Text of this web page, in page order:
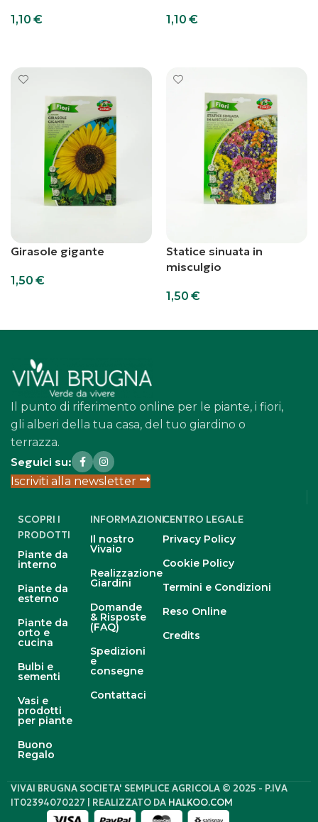
1,10 € 1,10 €
Girasole gigante
1,50 €
Statice sinuata in
misculgio
1,50 €
Il punto di riferimento online per le piante, i fiori,
gli alberi della tua casa, del tuo giardino o
terrazza.
Seguici su:
Iscriviti alla newsletter
SCOPRI I
PRODOTTI
Piante da
interno
Piante da
esterno
Piante da
orto e
cucina
Bulbi e
sementi
Vasi e
prodotti
per piante
Buono
Regalo
INFORMAZIONI
Il nostro
Vivaio
Realizzazione
Giardini
Domande
& Risposte
(FAQ)
Spedizioni
e
consegne
Contattaci
CENTRO LEGALE
Privacy Policy
Cookie Policy
Termini e Condizioni
Reso Online
Credits
VIVAI BRUGNA SOCIETA' SEMPLICE AGRICOLA © 2025 - P.IVA
IT02394070227 | REALIZZATO DA HALKOO.COM